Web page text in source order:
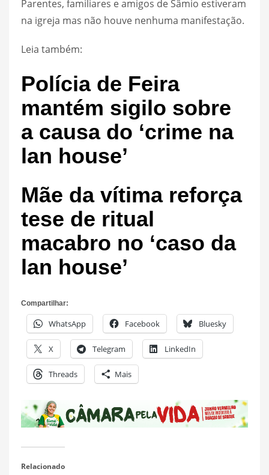
Parentes, familiares e amigos de Sâmio estiveram
na igreja mas não houve nenhuma manifestação.
Leia também:
Polícia de Feira
mantém sigilo sobre
a causa do ‘crime na
lan house’
Mãe da vítima reforça
tese de ritual
macabro no ‘caso da
lan house’
Compartilhar:
WhatsApp Facebook Bluesky
X Telegram LinkedIn
Threads Mais
Relacionado